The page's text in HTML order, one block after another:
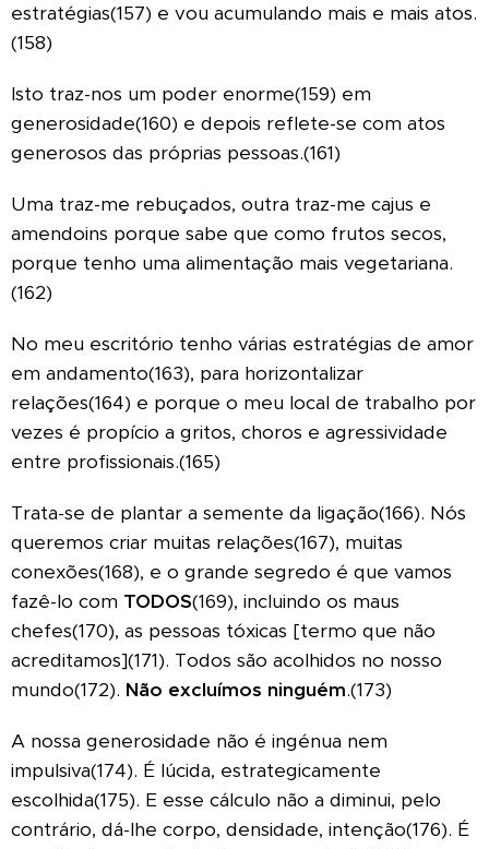
estratégias(157) e vou acumulando mais e mais atos.
(158)
Isto traz-nos um poder enorme(159) em
generosidade(160) e depois reflete-se com atos
generosos das próprias pessoas.(161)
Uma traz-me rebuçados, outra traz-me cajus e
amendoins porque sabe que como frutos secos,
porque tenho uma alimentação mais vegetariana.
(162)
No meu escritório tenho várias estratégias de amor
em andamento(163), para horizontalizar
relações(164) e porque o meu local de trabalho por
vezes é propício a gritos, choros e agressividade
entre profissionais.(165)
Trata-se de plantar a semente da ligação(166). Nós
queremos criar muitas relações(167), muitas
conexões(168), e o grande segredo é que vamos
fazê-lo com TODOS(169), incluindo os maus
chefes(170), as pessoas tóxicas [termo que não
acreditamos](171). Todos são acolhidos no nosso
mundo(172). Não excluímos ninguém.(173)
A nossa generosidade não é ingénua nem
impulsiva(174). É lúcida, estrategicamente
escolhida(175). E esse cálculo não a diminui, pelo
contrário, dá-lhe corpo, densidade, intenção(176). É